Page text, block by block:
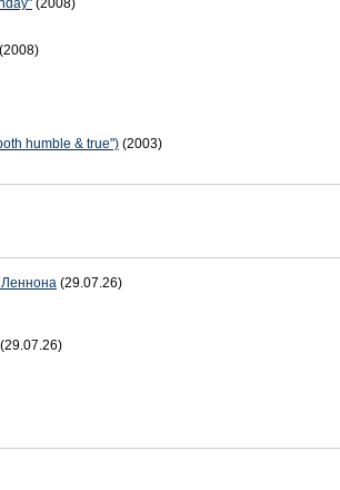
(2008)
(2008)
humble & true") (2003)
Леннона (29.07.26)
(29.07.26)